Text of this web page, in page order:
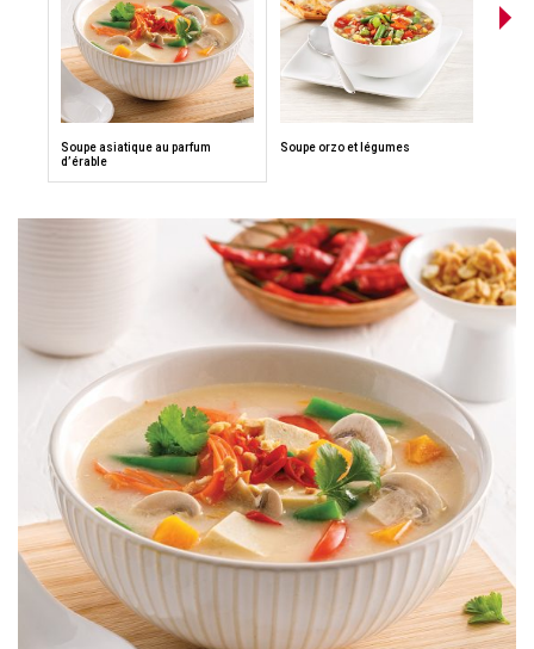
Soupe asiatique au parfum
d’érable
Soupe orzo et légumes